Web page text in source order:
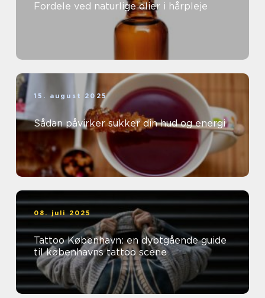
Fordele ved naturlige olier i hårpleje
15. august 2025
Sådan påvirker sukker din hud og energi
08. juli 2025
Tattoo København: en dybtgående guide
til københavns tattoo scene